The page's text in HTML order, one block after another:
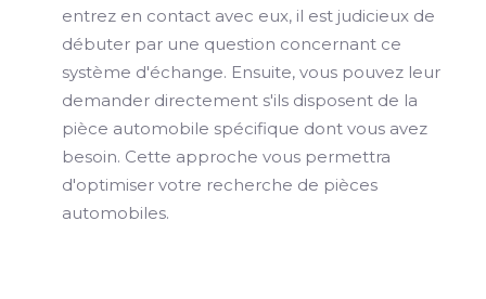
entrez en contact avec eux, il est judicieux de
débuter par une question concernant ce
système d'échange. Ensuite, vous pouvez leur
demander directement s'ils disposent de la
pièce automobile spécifique dont vous avez
besoin. Cette approche vous permettra
d'optimiser votre recherche de pièces
automobiles.